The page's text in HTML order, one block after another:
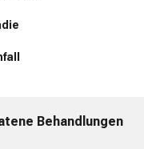
Behandlungen